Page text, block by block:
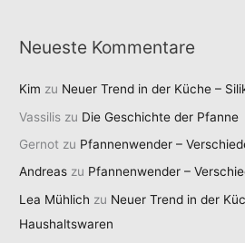
Neueste Kommentare
Kim zu Neuer Trend in der Küche –
Vassilis zu Die Geschichte der Pfanne
Gernot zu Pfannenwender –
Andreas zu Pfannenwender –
Lea Mühlich zu Neuer Trend in der
Haushaltswaren